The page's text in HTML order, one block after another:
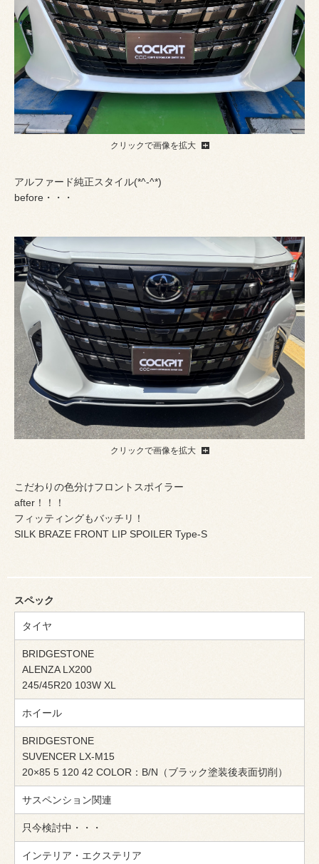
クリックで画像を拡大
アルファード純正スタイル(*^-^*)
before・・・
クリックで画像を拡大
こだわりの色分けフロントスポイラー
after！！！
フィッティングもバッチリ！
SILK BRAZE FRONT LIP SPOILER Type-S
スペック
タイヤ
BRIDGESTONE
ALENZA LX200
245/45R20 103W XL
ホイール
BRIDGESTONE
SUVENCER LX-M15
20×85 5 120 42 COLOR：B/N（ブラック塗装後表面切削）
サスペンション関連
只今検討中・・・
インテリア・エクステリア